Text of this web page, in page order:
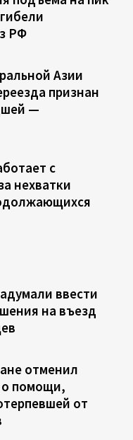
РФ
Азии
признан
—
с
нехватки
ввести
на въезд
отменил
о помощи,
от